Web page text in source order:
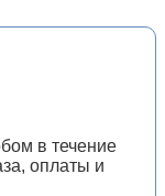
в течение
оплаты и